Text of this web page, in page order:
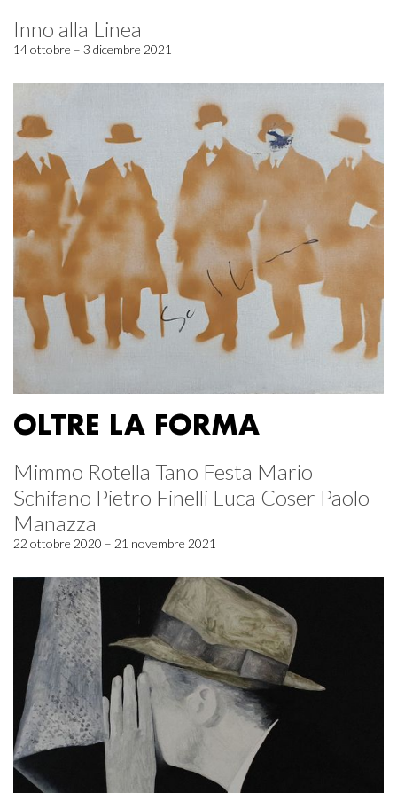
Inno alla Linea
14 ottobre – 3 dicembre 2021
OLTRE LA FORMA
Mimmo Rotella Tano Festa Mario
Schifano Pietro Finelli Luca Coser Paolo
Manazza
22 ottobre 2020 – 21 novembre 2021